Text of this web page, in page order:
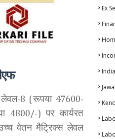
लेवल-8 (रूपया 47600-
4800/-) पर कार्यरत
वेतन मैट्रिक्स लेवल
Ex